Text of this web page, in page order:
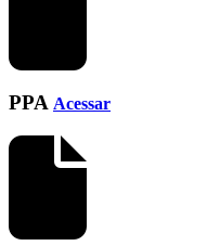
PPA Acessar